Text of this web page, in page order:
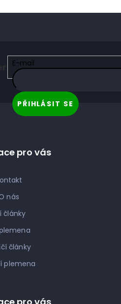
E-mail
PŘIHLÁSIT SE
pro vás
nás
články
články
plemena